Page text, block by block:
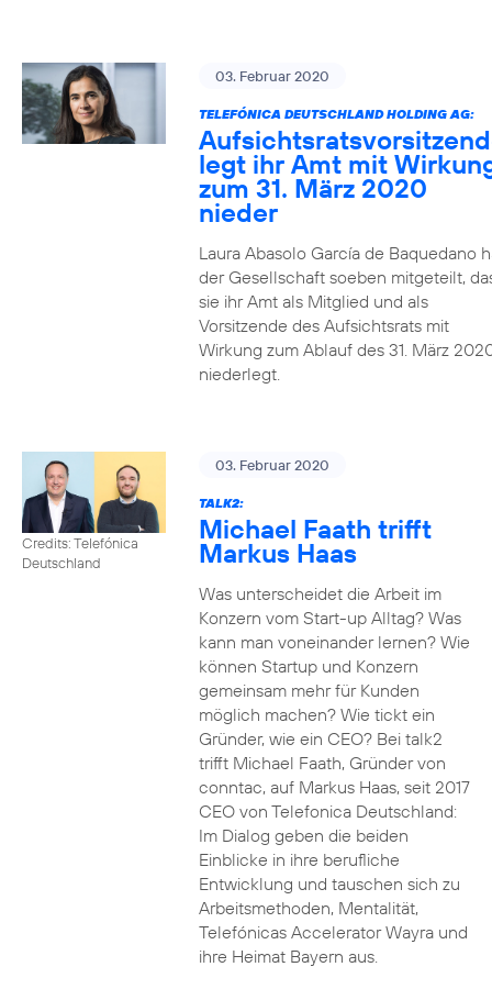
03. Februar 2020
TELEFÓNICA DEUTSCHLAND HOLDING AG:
legt ihr Amt mit
zum 31. März 2020
nieder
Laura Abasolo García de Baquedano
der Gesellschaft soeben mitgeteilt,
sie ihr Amt als Mitglied und als
Vorsitzende des Aufsichtsrats mit
Wirkung zum Ablauf des 31. März
niederlegt.
Credits: Telefónica
Deutschland
03. Februar 2020
TALK2:
Michael Faath trifft
Markus Haas
Was unterscheidet die Arbeit im
Konzern vom Start-up Alltag? Was
kann man voneinander lernen? Wie
können Startup und Konzern
gemeinsam mehr für Kunden
möglich machen? Wie tickt ein
Gründer, wie ein CEO? Bei talk2
trifft Michael Faath, Gründer von
conntac, auf Markus Haas, seit 2017
CEO von Telefonica Deutschland:
Im Dialog geben die beiden
Einblicke in ihre berufliche
Entwicklung und tauschen sich zu
Arbeitsmethoden, Mentalität,
Telefónicas Accelerator Wayra und
ihre Heimat Bayern aus.